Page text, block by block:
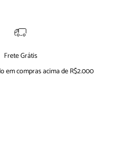
Frete Grátis
em compras acima de R$2.000